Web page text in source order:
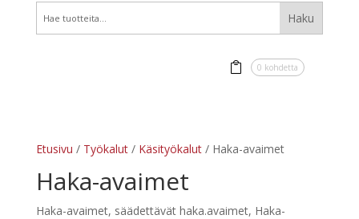
0 kohdetta
Etusivu / Työkalut/ Käsityökalut/ Haka-avaimet
Haka-avaimet
Haka-avaimet, säädettävät haka.avaimet, Haka-